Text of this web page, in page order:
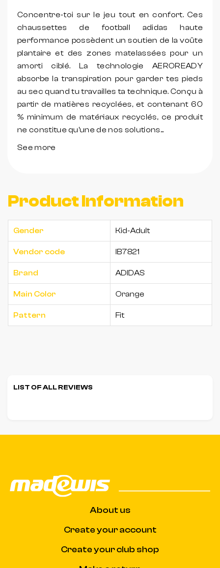
Concentre-toi sur le jeu tout en confort. Ces
chaussettes de football adidas haute
performance possèdent un soutien de la voûte
plantaire et des zones matelassées pour un
amorti ciblé. La technologie AEROREADY
absorbe la transpiration pour garder tes pieds
au sec quand tu travailles ta technique. Conçu à
partir de matières recyclées, et contenant 60
% minimum de matériaux recyclés, ce produit
ne constitue qu'une de nos solutions...
See more
Product Information
Gender Kid-Adult
Vendor code IB7821
Brand ADIDAS
Main Color Orange
Pattern Fit
LIST OF ALL REVIEWS
About us
Create your account
Create your club shop